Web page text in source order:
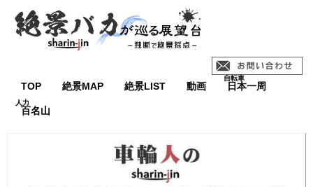
TOP 絶景MAP 絶景LIST 動画 日本一周
百名山